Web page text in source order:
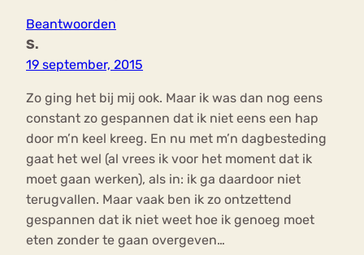
Beantwoorden
S.
19 september, 2015
Zo ging het bij mij ook. Maar ik was dan nog eens
constant zo gespannen dat ik niet eens een hap
door m’n keel kreeg. En nu met m’n dagbesteding
gaat het wel (al vrees ik voor het moment dat ik
moet gaan werken), als in: ik ga daardoor niet
terugvallen. Maar vaak ben ik zo ontzettend
gespannen dat ik niet weet hoe ik genoeg moet
eten zonder te gaan overgeven…